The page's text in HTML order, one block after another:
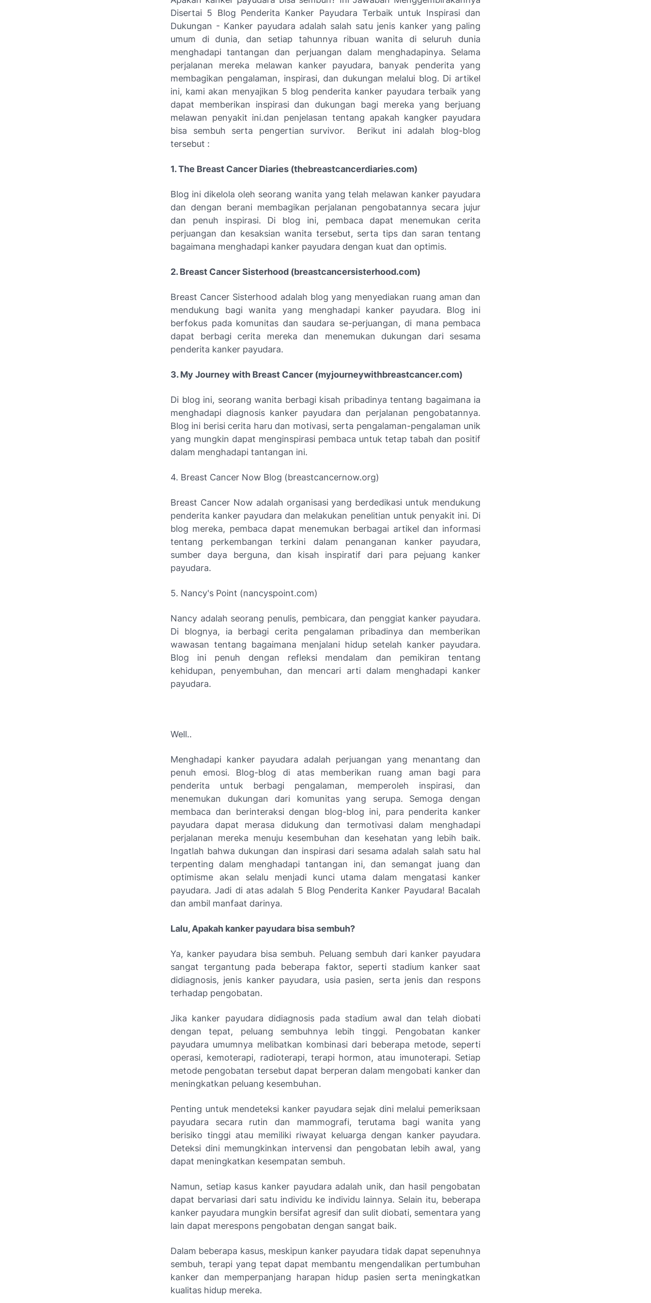
Disertai 5 Blog Penderita Kanker Payudara Terbaik untuk Inspirasi dan
Dukungan - Kanker payudara adalah salah satu jenis kanker yang paling
umum di dunia, dan setiap tahunnya ribuan wanita di seluruh dunia
menghadapi tantangan dan perjuangan dalam menghadapinya. Selama
perjalanan mereka melawan kanker payudara, banyak penderita yang
membagikan pengalaman, inspirasi, dan dukungan melalui blog. Di artikel
ini, kami akan menyajikan 5 blog penderita kanker payudara terbaik yang
dapat memberikan inspirasi dan dukungan bagi mereka yang berjuang
melawan penyakit ini.dan penjelasan tentang apakah kangker payudara
bisa sembuh serta pengertian survivor. Berikut ini adalah blog-blog
tersebut :
1. The Breast Cancer Diaries (thebreastcancerdiaries.com)
Blog ini dikelola oleh seorang wanita yang telah melawan kanker payudara
dan dengan berani membagikan perjalanan pengobatannya secara jujur
dan penuh inspirasi. Di blog ini, pembaca dapat menemukan cerita
perjuangan dan kesaksian wanita tersebut, serta tips dan saran tentang
bagaimana menghadapi kanker payudara dengan kuat dan optimis.
2. Breast Cancer Sisterhood (breastcancersisterhood.com)
Breast Cancer Sisterhood adalah blog yang menyediakan ruang aman dan
mendukung bagi wanita yang menghadapi kanker payudara. Blog ini
berfokus pada komunitas dan saudara se-perjuangan, di mana pembaca
dapat berbagi cerita mereka dan menemukan dukungan dari sesama
penderita kanker payudara.
3. My Journey with Breast Cancer (myjourneywithbreastcancer.com)
Di blog ini, seorang wanita berbagi kisah pribadinya tentang bagaimana ia
menghadapi diagnosis kanker payudara dan perjalanan pengobatannya.
Blog ini berisi cerita haru dan motivasi, serta pengalaman-pengalaman unik
yang mungkin dapat menginspirasi pembaca untuk tetap tabah dan positif
dalam menghadapi tantangan ini.
4. Breast Cancer Now Blog (breastcancernow.org)
Breast Cancer Now adalah organisasi yang berdedikasi untuk mendukung
penderita kanker payudara dan melakukan penelitian untuk penyakit ini. Di
blog mereka, pembaca dapat menemukan berbagai artikel dan informasi
tentang perkembangan terkini dalam penanganan kanker payudara,
sumber daya berguna, dan kisah inspiratif dari para pejuang kanker
payudara.
5. Nancy's Point (nancyspoint.com)
Nancy adalah seorang penulis, pembicara, dan penggiat kanker payudara.
Di blognya, ia berbagi cerita pengalaman pribadinya dan memberikan
wawasan tentang bagaimana menjalani hidup setelah kanker payudara.
Blog ini penuh dengan refleksi mendalam dan pemikiran tentang
kehidupan, penyembuhan, dan mencari arti dalam menghadapi kanker
payudara.
Well..
Menghadapi kanker payudara adalah perjuangan yang menantang dan
penuh emosi. Blog-blog di atas memberikan ruang aman bagi para
penderita untuk berbagi pengalaman, memperoleh inspirasi, dan
menemukan dukungan dari komunitas yang serupa. Semoga dengan
membaca dan berinteraksi dengan blog-blog ini, para penderita kanker
payudara dapat merasa didukung dan termotivasi dalam menghadapi
perjalanan mereka menuju kesembuhan dan kesehatan yang lebih baik.
Ingatlah bahwa dukungan dan inspirasi dari sesama adalah salah satu hal
terpenting dalam menghadapi tantangan ini, dan semangat juang dan
optimisme akan selalu menjadi kunci utama dalam mengatasi kanker
payudara. Jadi di atas adalah 5 Blog Penderita Kanker Payudara! Bacalah
dan ambil manfaat darinya.
Lalu, Apakah kanker payudara bisa sembuh?
Ya, kanker payudara bisa sembuh. Peluang sembuh dari kanker payudara
sangat tergantung pada beberapa faktor, seperti stadium kanker saat
didiagnosis, jenis kanker payudara, usia pasien, serta jenis dan respons
terhadap pengobatan.
Jika kanker payudara didiagnosis pada stadium awal dan telah diobati
dengan tepat, peluang sembuhnya lebih tinggi. Pengobatan kanker
payudara umumnya melibatkan kombinasi dari beberapa metode, seperti
operasi, kemoterapi, radioterapi, terapi hormon, atau imunoterapi. Setiap
metode pengobatan tersebut dapat berperan dalam mengobati kanker dan
meningkatkan peluang kesembuhan.
Penting untuk mendeteksi kanker payudara sejak dini melalui pemeriksaan
payudara secara rutin dan mammografi, terutama bagi wanita yang
berisiko tinggi atau memiliki riwayat keluarga dengan kanker payudara.
Deteksi dini memungkinkan intervensi dan pengobatan lebih awal, yang
dapat meningkatkan kesempatan sembuh.
Namun, setiap kasus kanker payudara adalah unik, dan hasil pengobatan
dapat bervariasi dari satu individu ke individu lainnya. Selain itu, beberapa
kanker payudara mungkin bersifat agresif dan sulit diobati, sementara yang
lain dapat merespons pengobatan dengan sangat baik.
Dalam beberapa kasus, meskipun kanker payudara tidak dapat sepenuhnya
sembuh, terapi yang tepat dapat membantu mengendalikan pertumbuhan
kanker dan memperpanjang harapan hidup pasien serta meningkatkan
kualitas hidup mereka.